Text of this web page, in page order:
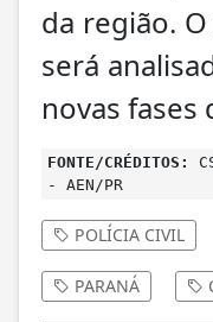
da região.
será
novas fases
FONTE/CRÉDITOS:
- AEN/PR
POLÍCIA CIVIL
PARANÁ